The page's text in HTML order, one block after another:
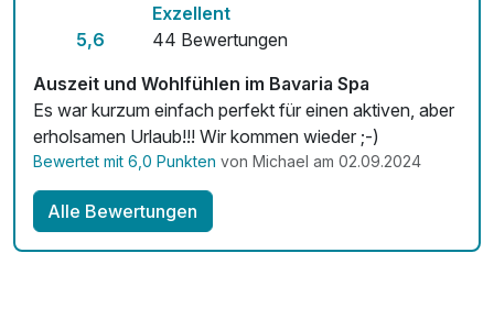
Fitnessgeräte stehen bereit
Kostenloses W-LAN
Zimmerservice verfügbar
Mit Hotelbar
5,6
Exzellent
44 Bewertungen
Auszeit und Wohlfühlen im Bavaria Spa
Es war kurzum einfach perfekt für einen aktiven, aber
erholsamen Urlaub!!! Wir kommen wieder ;-)
Bewertet mit 6,0 Punkten von Michael am 02.09.2024
Alle Bewertungen